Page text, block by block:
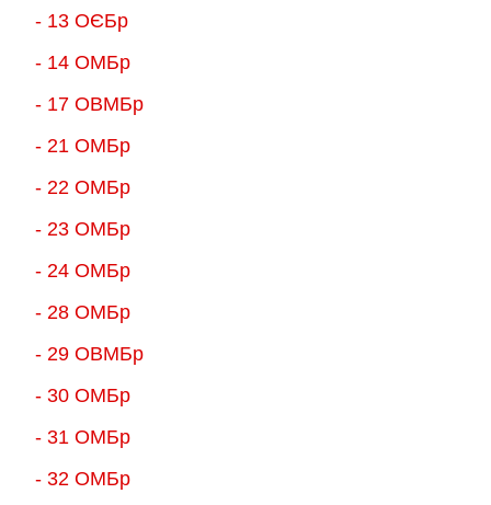
- 13 ОЄБр
- 14 ОМБр
- 17 ОВМБр
- 21 ОМБр
- 22 ОМБр
- 23 ОМБр
- 24 ОМБр
- 28 ОМБр
- 29 ОВМБр
- 30 ОМБр
- 31 ОМБр
- 32 ОМБр